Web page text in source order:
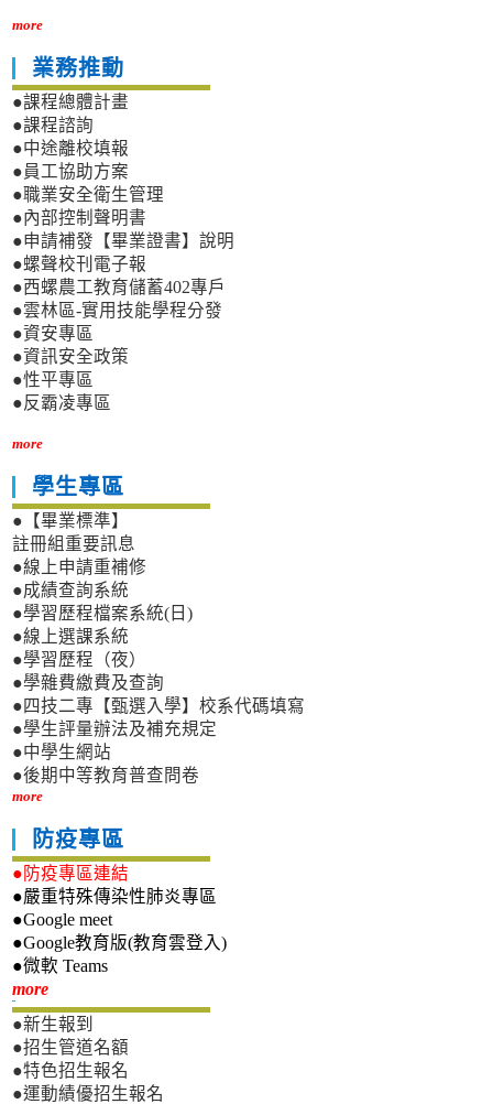
more
業務推動
●課程總體計畫
●課程諮詢
●中途離校填報
●員工協助方案
●職業安全衛生管理
●內部控制聲明書
●申請補發【畢業證書】說明
●螺聲校刊電子報
●西螺農工教育儲蓄402專戶
●雲林區-實用技能學程分發
●資安專區
●資訊安全政策
●性平專區
●反霸凌專區
more
學生專區
●【畢業標準】
註冊組重要訊息
●線上申請重補修
●成績查詢系統
●學習歷程檔案系統(日)
●線上選課系統
●學習歷程（夜）
●學雜費繳費及查詢
●四技二專【甄選入學】校系代碼填寫
●學生評量辦法及補充規定
●中學生網站
●後期中等教育普查問卷
more
防疫專區
●防疫專區連結
●嚴重特殊傳染性肺炎專區
●Google meet
●Google教育版(教育雲登入)
●微軟 Teams
more新生專區
●新生報到
●招生管道名額
●特色招生報名
●運動績優招生報名